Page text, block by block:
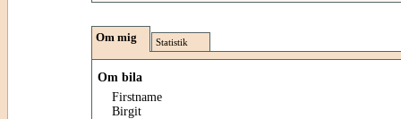
Om mig Statistik
Om bila
Firstname
Birgit